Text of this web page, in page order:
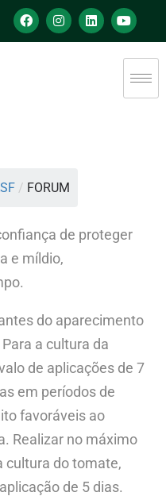
/ FORUM
de proteger
e míldio,
do aparecimento
a cultura da
de aplicações de 7
em períodos de
favoráveis ao
Realizar no máximo
cultura do tomate,
de 5 dias.